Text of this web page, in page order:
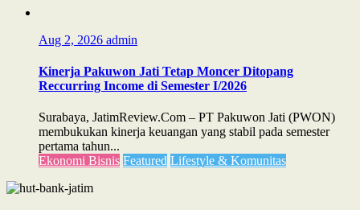
Aug 2, 2026 admin
Kinerja Pakuwon Jati Tetap Moncer Ditopang
Reccurring Income di Semester I/2026
Surabaya, JatimReview.Com – PT Pakuwon Jati (PWON)
membukukan kinerja keuangan yang stabil pada semester
pertama tahun...
Ekonomi Bisnis Featured Lifestyle & Komunitas